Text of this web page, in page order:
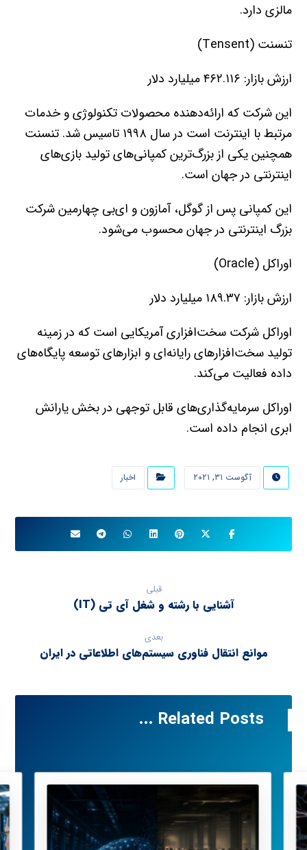
مالزی دارد.
تنسنت (Tensent)
ارزش بازار: ۴۶۲.۱۱۶ میلیارد دلار
این شرکت که ارائه‌دهنده محصولات تکنولوژی و خدمات
مرتبط با اینترنت است در سال ۱۹۹۸ تاسیس شد. تنسنت
همچنین یکی از بزرگ‌ترین کمپانی‌های تولید بازی‌های
اینترنتی در جهان است.
این کمپانی پس از گوگل، آمازون و ای‌بی چهارمین شرکت
بزرگ اینترنتی در جهان محسوب می‌شود.
اوراکل (Oracle)
ارزش بازار: ۱۸۹.۳۷ میلیارد دلار
اوراکل شرکت سخت‌افزاری آمریکایی است که در زمینه
تولید سخت‌افزارهای رایانه‌ای و ابزارهای توسعه پایگاه‌های
داده فعالیت می‌کند.
اوراکل سرمایه‌گذاری‌های قابل توجهی در بخش یارانش
ابری انجام داده است.
آگوست ۳۱, ۲۰۲۱ اخبار
قبلی
آشنایی با رشته و شغل آی تی (IT)
بعدی
موانع انتقال فناوری سیستم‌های اطلاعاتی در ایران
Related Posts ...